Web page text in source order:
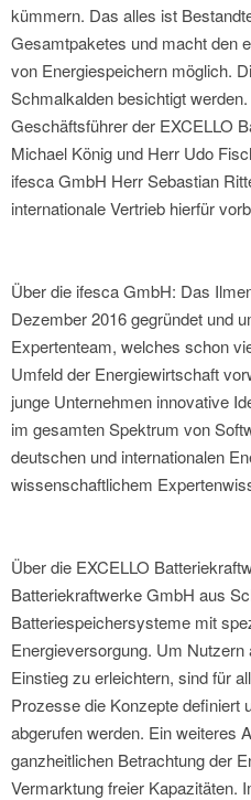
kümmern. Das alles ist
Gesamtpaketes und macht den
von Energiespeichern möglich.
Schmalkalden besichtigt
Geschäftsführer der EXCELLO
Michael König und Herr Udo
ifesca GmbH Herr Sebastian
internationale Vertrieb hierfür
Über die ifesca GmbH: Das
Dezember 2016 gegründet und
Expertenteam, welches schon
Umfeld der Energiewirtschaft
junge Unternehmen innovative
im gesamten Spektrum von
deutschen und internationalen
wissenschaftlichem
Über die EXCELLO
Batteriekraftwerke GmbH aus
Batteriespeichersysteme mit
Energieversorgung. Um
Einstieg zu erleichtern, sind für
Prozesse die Konzepte definiert
abgerufen werden. Ein weiteres
ganzheitlichen Betrachtung der
Vermarktung freier Kapazitäten.